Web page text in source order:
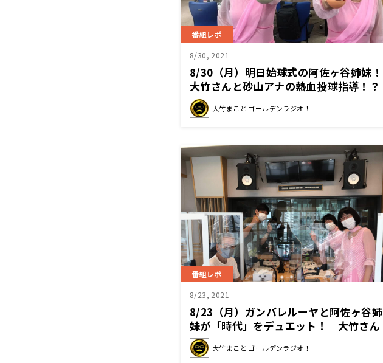
番組レポ
8/30, 2021
8/30（月）明日始球式の阿佐ヶ谷姉妹！
大竹さんと砂山アナの熱血投球指導！？
大竹まこと ゴールデンラジオ！
番組レポ
8/23, 2021
8/23（月）ガンバレルーヤと阿佐ヶ谷姉
妹が「時代」をデュエット！ 大竹さん
も絶賛！！
大竹まこと ゴールデンラジオ！